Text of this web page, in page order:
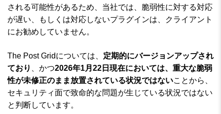
される可能性があるため、当社では、脆弱性に対する対応
が遅い、もしくは対応しないプラグインは、クライアント
にお勧めしていません。
The Post Gridについては、 定期的にバージョンアップされ
ており
、かつ2026年1月22日現在においては、重大な脆弱
性が未修正のまま放置されている状況ではないことから、
セキュリティ面で致命的な問題が生じている状況ではない
と判断しています。